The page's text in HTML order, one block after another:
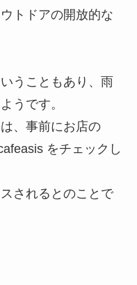
トドアの開放的な
うこともあり、雨
うです。
、事前にお店の
をチェックし
されるとのことで